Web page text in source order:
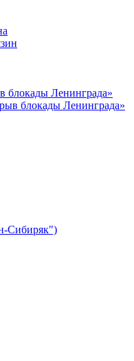
блокады Ленинграда»
блокады Ленинграда»
Сибиряк")